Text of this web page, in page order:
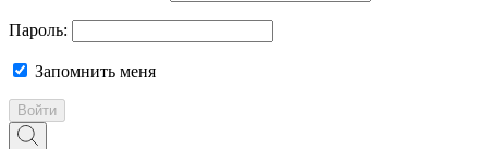
Пароль:
Запомнить меня
Войти